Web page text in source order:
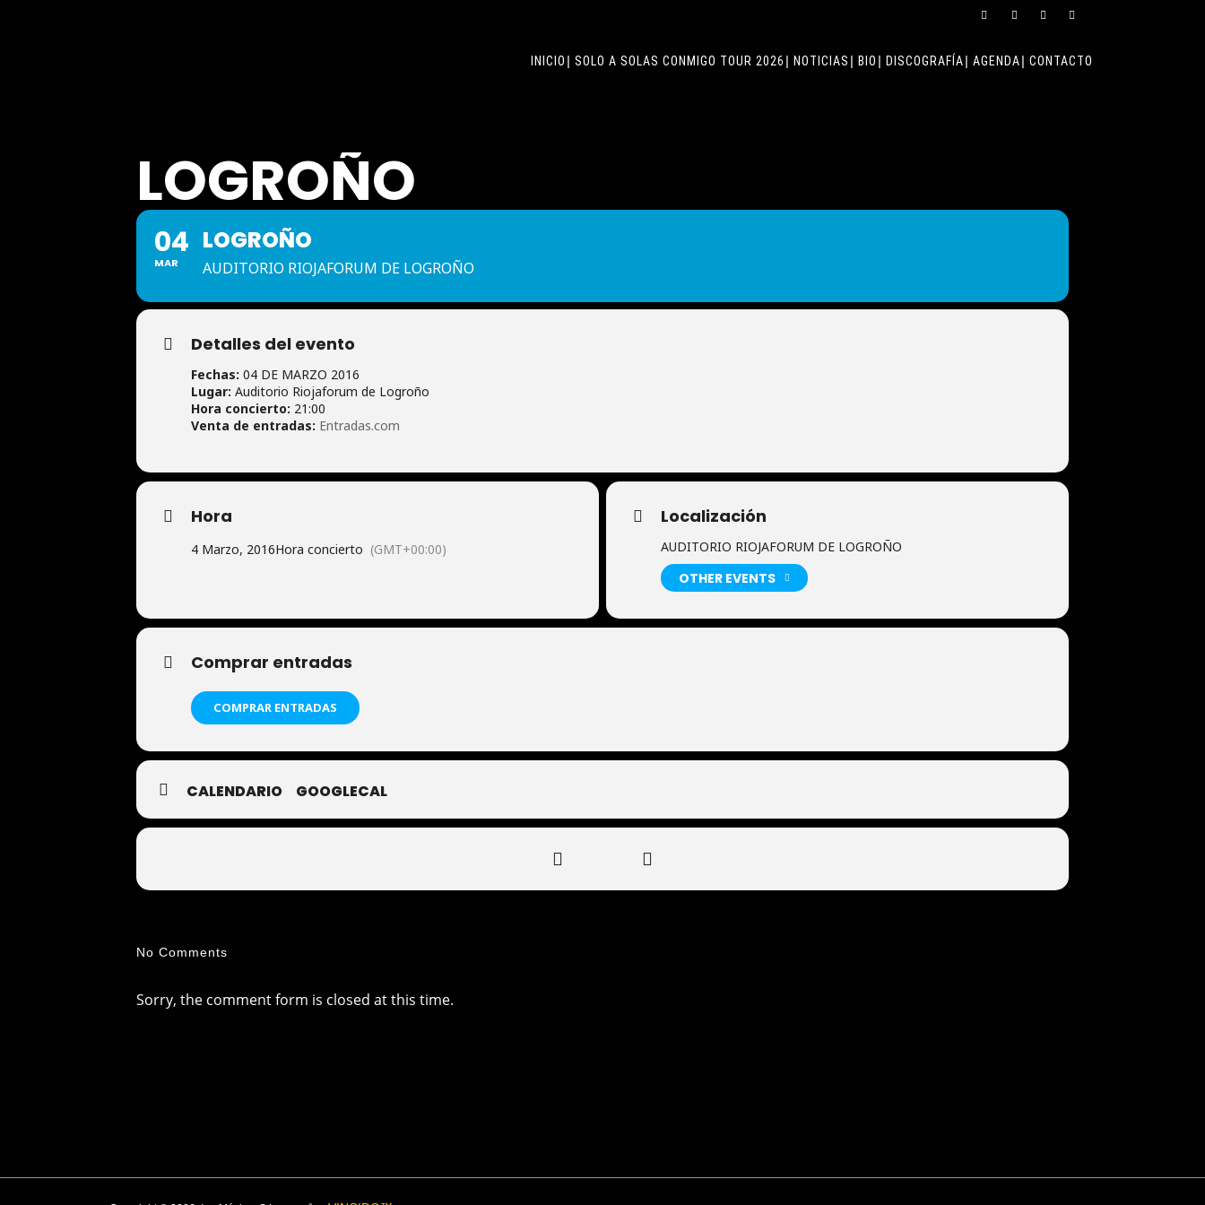
INICIO SOLO A SOLAS CONMIGO TOUR 2026 NOTICIAS BIO DISCOGRAFÍA AGENDA CONTACTO
LOGROÑO
04
MAR
LOGROÑO
AUDITORIO RIOJAFORUM DE LOGROÑO
Detalles del evento
Fechas: 04 DE MARZO 2016
Lugar: Auditorio Riojaforum de Logroño
Hora concierto: 21:00
Venta de entradas: Entradas.com
Hora
4 Marzo, 2016Hora concierto (GMT+00:00)
Localización
AUDITORIO RIOJAFORUM DE LOGROÑO
OTHER EVENTS
Comprar entradas
COMPRAR ENTRADAS
CALENDARIO GOOGLECAL
No Comments
Sorry, the comment form is closed at this time.